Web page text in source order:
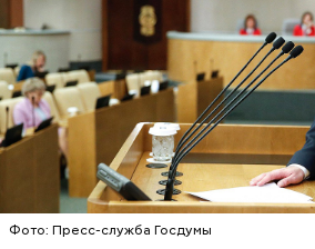
Фото: Пресс-служба Госдумы
беременным, кормящим
людям с ослабленной
пожилым;
детям.